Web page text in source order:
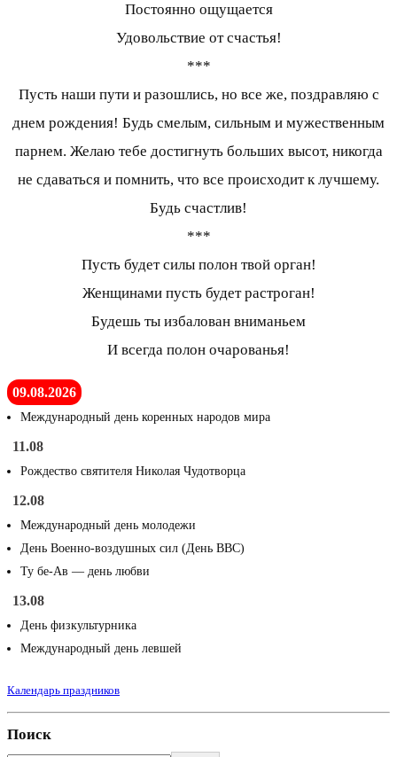
Постоянно ощущается
Удовольствие от счастья!
***
Пусть наши пути и разошлись, но все же, поздравляю с
днем рождения! Будь смелым, сильным и мужественным
парнем. Желаю тебе достигнуть больших высот, никогда
не сдаваться и помнить, что все происходит к лучшему.
Будь счастлив!
***
Пусть будет силы полон твой орган!
Женщинами пусть будет растроган!
Будешь ты избалован вниманьем
И всегда полон очарованья!
09.08.2026
Международный день коренных народов мира
11.08
Рождество святителя Николая Чудотворца
12.08
Международный день молодежи
День Военно-воздушных сил (День ВВС)
Ту бе-Ав — день любви
13.08
День физкультурника
Международный день левшей
Календарь праздников
Поиск